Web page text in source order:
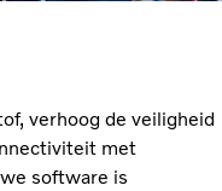
verhoog de veiligheid
met
software is